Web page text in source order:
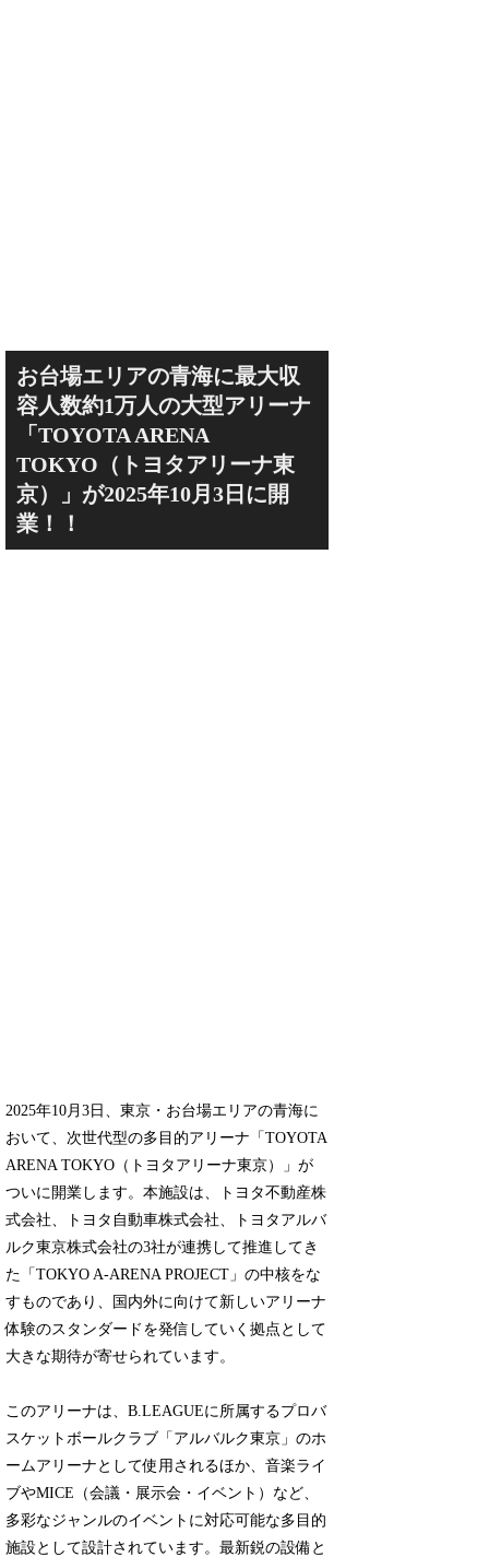
お台場エリアの青海に最大収
容人数約1万人の大型アリーナ
「TOYOTA ARENA
TOKYO（トヨタアリーナ東
京）」が2025年10月3日に開
業！！
2025年10月3日、東京・お台場エリアの青海に
おいて、次世代型の多目的アリーナ「TOYOTA
ARENA TOKYO（トヨタアリーナ東京）」が
ついに開業します。本施設は、トヨタ不動産株
式会社、トヨタ自動車株式会社、トヨタアルバ
ルク東京株式会社の3社が連携して推進してき
た「TOKYO A-ARENA PROJECT」の中核をな
すものであり、国内外に向けて新しいアリーナ
体験のスタンダードを発信していく拠点として
大きな期待が寄せられています。
このアリーナは、B.LEAGUEに所属するプロバ
スケットボールクラブ「アルバルク東京」のホ
ームアリーナとして使用されるほか、音楽ライ
ブやMICE（会議・展示会・イベント）など、
多彩なジャンルのイベントに対応可能な多目的
施設として設計されています。最新鋭の設備と